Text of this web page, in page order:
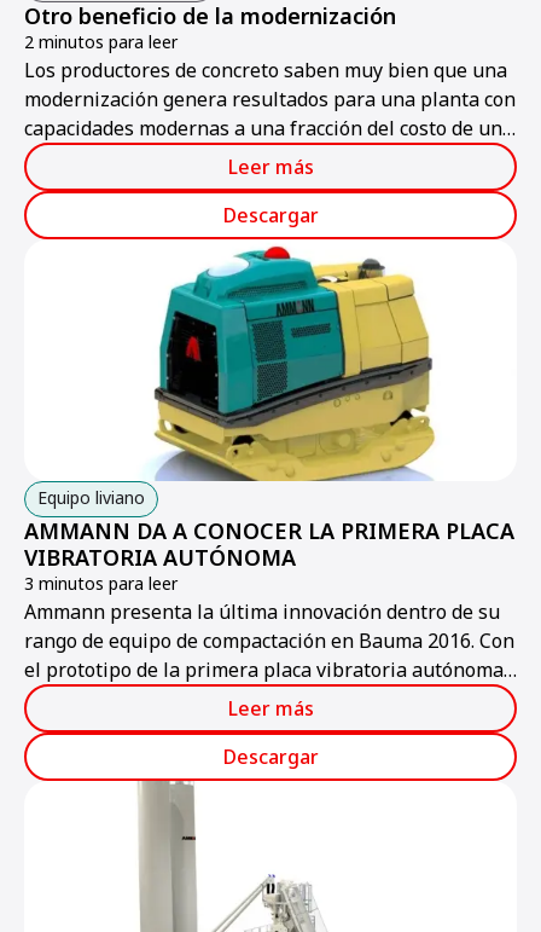
Otro beneficio de la modernización
2 minutos para leer
Los productores de concreto saben muy bien que una
modernización genera resultados para una planta con
capacidades modernas a una fracción del costo de una
compra nueva. Sin embargo, una empresa alemana
obtuvo beneficios significativos mediante un
compromiso de modernización secundario: la
renovación del sistema de sellado de ejes para que
sea compatible con el mezclador Ammann Elba.
Leer más
Descargar
Equipo liviano
AMMANN DA A CONOCER LA PRIMERA PLACA
VIBRATORIA AUTÓNOMA
3 minutos para leer
Ammann presenta la última innovación dentro de su
rango de equipo de compactación en Bauma 2016. Con
el prototipo de la primera placa vibratoria autónoma,
Ammann ofrece a los visitantes un vistazo de la placa
vibratoria del mañana.
Leer más
Descargar